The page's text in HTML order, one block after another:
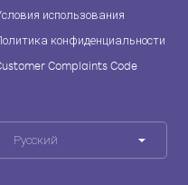
использования
конфиденциальности
Complaints Code
Русский